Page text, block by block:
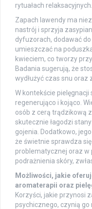
rytuałach relaksacyjnych.
Zapach lawendy ma
nastrój i sprzyja
dyfuzorach, dodawać
umieszczać na
kwieciem, co tworzy
Badania sugerują, że
wydłużyć czas snu oraz
W kontekście pielęgnacji
regenerująco i kojąco.
osób z cerą trądzikową
skutecznie łagodzi
gojenia. Dodatkowo,
że świetnie sprawdza
problematycznej oraz w
podrażnienia skóry,
Możliwości, jakie
aromaterapii oraz
Korzyści, jakie przynosi
psychicznego, czynią